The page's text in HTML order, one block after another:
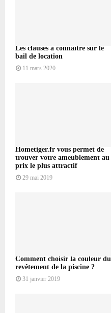
Les clauses à connaître sur le
bail de location
11 mars 2020
Hometiger.fr vous permet de
trouver votre ameublement au
prix le plus attractif
29 mai 2019
Comment choisir la couleur du
revêtement de la piscine ?
31 janvier 2019